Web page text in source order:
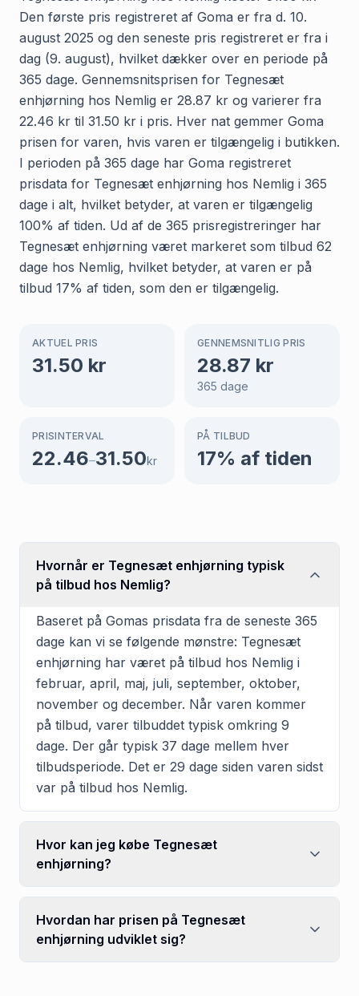
Den første pris registreret af Goma er fra d. 10.
august 2025 og den seneste pris registreret er fra i
dag (9. august), hvilket dækker over en periode på
365 dage. Gennemsnitsprisen for Tegnesæt
enhjørning hos Nemlig er 28.87 kr og varierer fra
22.46 kr til 31.50 kr i pris. Hver nat gemmer Goma
prisen for varen, hvis varen er tilgængelig i butikken.
I perioden på 365 dage har Goma registreret
prisdata for Tegnesæt enhjørning hos Nemlig i 365
dage i alt, hvilket betyder, at varen er tilgængelig
100% af tiden. Ud af de 365 prisregistreringer har
Tegnesæt enhjørning været markeret som tilbud 62
dage hos Nemlig, hvilket betyder, at varen er på
tilbud 17% af tiden, som den er tilgængelig.
AKTUEL PRIS
31.50 kr
GENNEMSNITLIG PRIS
28.87 kr
365 dage
PRISINTERVAL
22.46–31.50kr
PÅ TILBUD
17% af tiden
Hvornår er Tegnesæt enhjørning typisk
på tilbud hos Nemlig?
Baseret på Gomas prisdata fra de seneste 365
dage kan vi se følgende mønstre: Tegnesæt
enhjørning har været på tilbud hos Nemlig i
februar, april, maj, juli, september, oktober,
november og december. Når varen kommer
på tilbud, varer tilbuddet typisk omkring 9
dage. Der går typisk 37 dage mellem hver
tilbudsperiode. Det er 29 dage siden varen sidst
var på tilbud hos Nemlig.
Hvor kan jeg købe Tegnesæt
enhjørning?
Hvordan har prisen på Tegnesæt
enhjørning udviklet sig?